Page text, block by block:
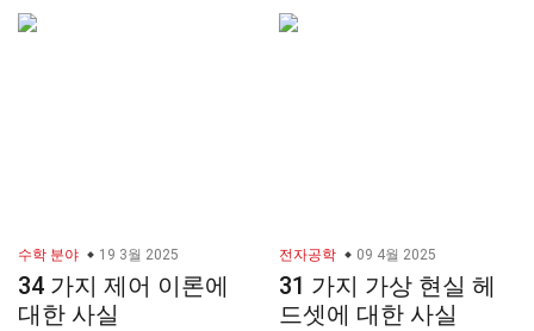
수학 분야 19 3월 2025
34 가지 제어 이론에
대한 사실
전자공학 09 4월 2025
31 가지 가상 현실 헤
드셋에 대한 사실